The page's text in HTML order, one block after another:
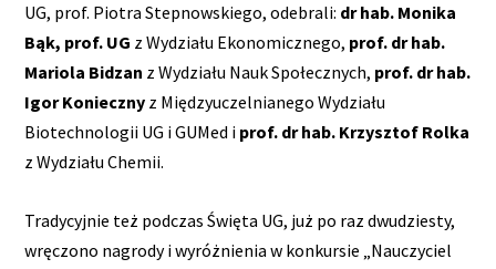
UG, prof. Piotra Stepnowskiego, odebrali: dr hab. Monika
Bąk, prof. UG z Wydziału Ekonomicznego, prof. dr hab.
Mariola Bidzan z Wydziału Nauk Społecznych, prof. dr hab.
Igor Konieczny z Międzyuczelnianego Wydziału
Biotechnologii UG i GUMed i prof. dr hab. Krzysztof Rolka
z Wydziału Chemii.
Tradycyjnie też podczas Święta UG, już po raz dwudziesty,
wręczono nagrody i wyróżnienia w konkursie „Nauczyciel